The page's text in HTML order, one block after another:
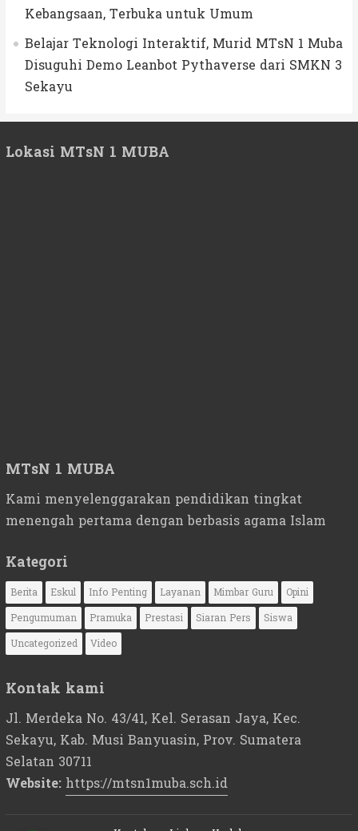
Kebangsaan, Terbuka untuk Umum
Belajar Teknologi Interaktif, Murid MTsN 1 Muba
Disuguhi Demo Leanbot Pythaverse dari SMKN 3
Sekayu
Lokasi MTsN 1 MUBA
MTsN 1 MUBA
Kami menyelenggarakan pendidikan tingkat
menengah pertama dengan berbasis agama Islam
Kategori
Berita Eskul Info Penting Layanan Mimbar Guru
Opini
Pengumuman
Pramuka Prestasi Siaran Pers
Siswa
Uncategorized
Video
Kontak kami
Jl. Merdeka No. 43/41, Kel. Serasan Jaya, Kec.
Sekayu, Kab. Musi Banyuasin, Prov. Sumatera
Selatan 30711
Website: https://mtsn1muba.sch.id